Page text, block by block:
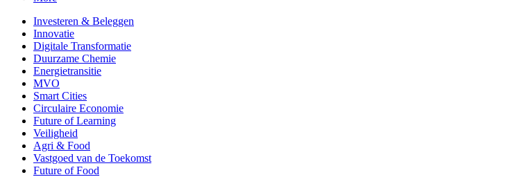
Investeren & Beleggen
Innovatie
Digitale Transformatie
Duurzame Chemie
Energietransitie
MVO
Smart Cities
Circulaire Economie
Future of Learning
Veiligheid
Agri & Food
Vastgoed van de Toekomst
Future of Food